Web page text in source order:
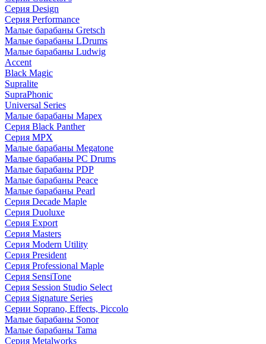
Серия Design
Серия Performance
Малые барабаны Gretsch
Малые барабаны LDrums
Малые барабаны Ludwig
Accent
Black Magic
Supralite
SupraPhonic
Universal Series
Малые барабаны Mapex
Серия Black Panther
Серия MPX
Малые барабаны Megatone
Малые барабаны PC Drums
Малые барабаны PDP
Малые барабаны Peace
Малые барабаны Pearl
Серия Decade Maple
Серия Duoluxe
Серия Export
Серия Masters
Серия Modern Utility
Серия President
Серия Professional Maple
Серия SensiTone
Серия Session Studio Select
Серия Signature Series
Серии Soprano, Effects, Piccolo
Малые барабаны Sonor
Малые барабаны Tama
Серия Metalworks